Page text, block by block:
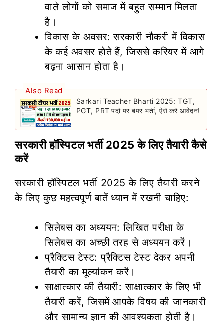
वाले लोगों को समाज में बहुत सम्मान मिलता
है।
विकास के अवसर: सरकारी नौकरी में विकास
के कई अवसर होते हैं, जिससे करियर में आगे
बढ़ना आसान होता है।
Also Read
Sarkari Teacher Bharti 2025: TGT,
PGT, PRT पदों पर बंपर भर्ती, ऐसे करें आवेदन!
सरकारी हॉस्पिटल भर्ती 2025 के लिए तैयारी कैसे
करें
सरकारी हॉस्पिटल भर्ती 2025 के लिए तैयारी करने
के लिए कुछ महत्वपूर्ण बातें ध्यान में रखनी चाहिए:
सिलेबस का अध्ययन: लिखित परीक्षा के
सिलेबस का अच्छी तरह से अध्ययन करें।
प्रैक्टिस टेस्ट: प्रैक्टिस टेस्ट देकर अपनी
तैयारी का मूल्यांकन करें।
साक्षात्कार की तैयारी: साक्षात्कार के लिए भी
तैयारी करें, जिसमें आपके विषय की जानकारी
और सामान्य ज्ञान की आवश्यकता होती है।